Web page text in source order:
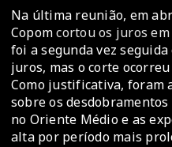
Na última reunião, em
Copomcortou os juros
foi a segunda vez
juros, mas o corte
Como justificativa, foram
sobre os
no Oriente Médio e as
alta por período mais